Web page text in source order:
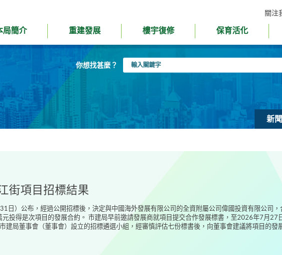
關注
局簡介 重建發展 樓宇復修 保育活化
你想找甚麼？
入
新
街項目招標結果
日）公布，經過公開招標後，決定與中國海外發展有限公司的全資附屬公司偉國投資有限公司
投得是次項目的發展合約。 市建局早前邀請發展商就項目提交合作發展標書，至2026年7月27
建局董事會（董事會）設立的招標遴選小組，經審慎評估七份標書後，向董事會建議將項目的發